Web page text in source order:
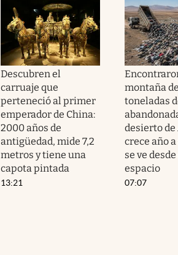
Descubren el
carruaje que
perteneció al primer
emperador de China:
2000 años de
antigüedad, mide 7,2
metros y tiene una
capota pintada
13:21
montaña
toneladas
desierto de
crece año a
se ve desde
espacio
07:07